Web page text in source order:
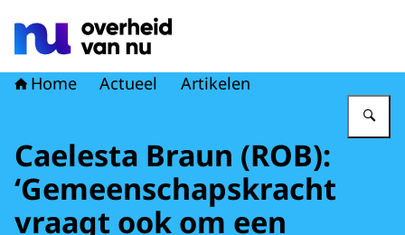
Home Actueel Artikelen
Caelesta Braun (ROB):
‘Gemeenschapskracht
vraagt ook om een